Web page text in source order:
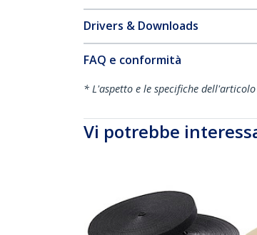
Drivers & Downloads
FAQ e conformità
* L'aspetto e le specifiche
Vi potrebbe